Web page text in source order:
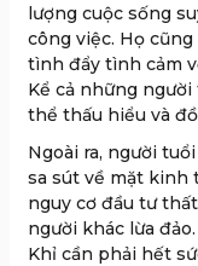
lượng cuộc sống
công việc. Họ
tình đẩy tình cảm
Kể cả những
thể thấu hiểu và
Ngoài ra, người
sa sút về mặt kinh
nguy cơ đầu tư
người khác lừa
Khỉ cần phải hết